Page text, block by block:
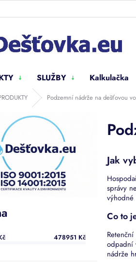
SLUŽBY Kalkulačka
Podzemní nádrže na dešťovou
478951 Kč
Jak
správy
Co to
odpadní
nádrže